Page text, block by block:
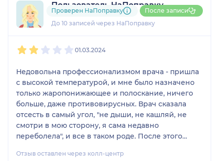
Пользователь НаПоправку
1 отзыви1 оценка
До 10 записей через НаПоправку
Проверен НаПоправку После записи
01.03.2024
Недовольна профессионализмом врача - пришла
с высокой температурой, и мне было назначено
только жаропонижающее и полоскание, ничего
больше, даже противовирусных. Врач сказала
отсесть в самый угол, "не дыши, не кашляй, не
смотри в мою сторону, я сама недавно
переболела", и все в таком роде. После этого
себе больничный.
Отзыв оставлен через колл-центр